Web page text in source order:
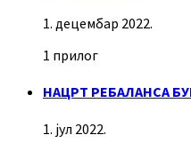
1. децембар 2022.
1 прилог
НАЦРТ РЕБАЛАНСА
1. јул 2022.